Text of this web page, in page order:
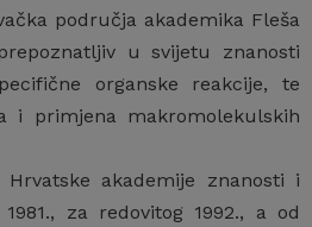
područja akademika Fleša
u svijetu znanosti
organske reakcije, te
i primjena makromolekulskih
akademije znanosti i
za redovitog 1992., a od